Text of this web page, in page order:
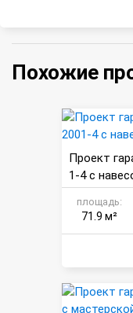
Похожие
Проект
1-4 с
площадь:
71.9 м²